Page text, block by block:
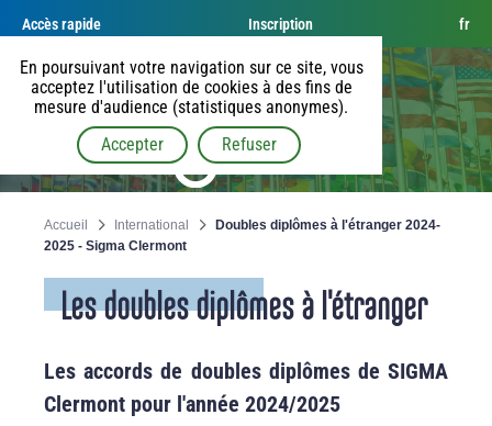
En poursuivant votre navigation sur ce site, vous
acceptez l'utilisation de cookies à des fins de
mesure d'audience (statistiques anonymes).
Accepter
Refuser
Accès rapide Inscription fr
Accueil International
Doubles diplômes à l'étranger 2024-
2025 - Sigma Clermont
Les doubles diplômes à l'étranger
Les accords de doubles diplômes de SIGMA
Clermont pour l'année 2024/2025